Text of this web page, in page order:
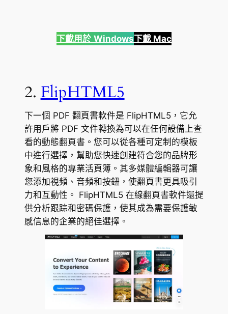
下載用於 Windows下載 Mac
2. FlipHTML5
下一個 PDF 翻頁書軟件是 FlipHTML5，它允
許用戶將 PDF 文件轉換為可以在任何設備上查
看的動態翻頁書。您可以從各種可定制的模板
中進行選擇，幫助您快速創建符合您的品牌形
象和風格的專業活頁簿。其多媒體編輯器可讓
您添加視頻、音頻和按鈕，使翻頁書更具吸引
力和互動性。 FlipHTML5 在線翻頁書軟件還提
供分析跟踪和密碼保護，使其成為需要保護敏
感信息的企業的絕佳選擇。